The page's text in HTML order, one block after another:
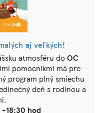
aj veľkých!
atmosféru doOC
pomocníkmi má pre
program plný smiechu
deň s rodinou a
-18:30 hod